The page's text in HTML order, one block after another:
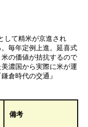
して精米が京進され
毎年定例上進。延喜式
の価値が拮抗するので
濃国から実際に米が運
倉時代の交通』
備考